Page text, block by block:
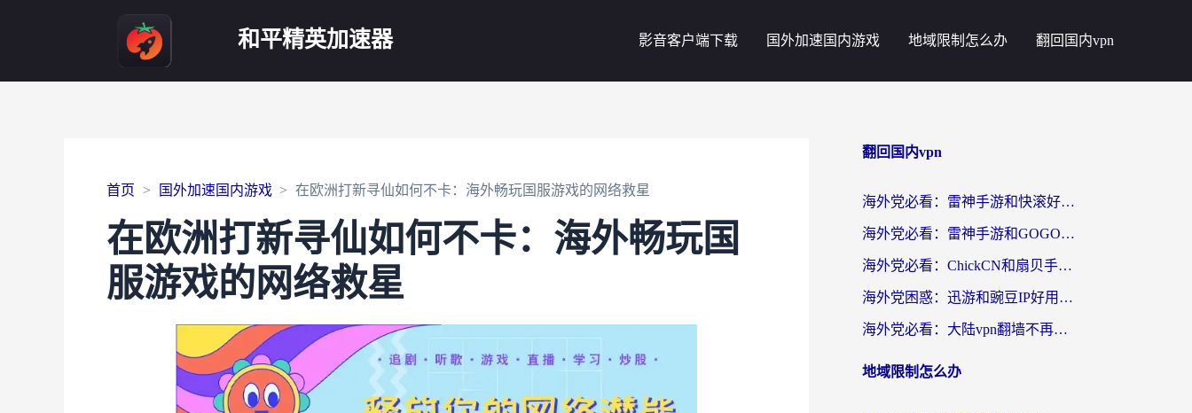
和平精英加速器 影音客户端下载 国外加速国内游戏 地域限制怎么办 翻回国内vpn
首页 国外加速国内游戏 在欧洲打新寻仙如何不卡：海外畅玩国服游戏的网络救星
在欧洲打新寻仙如何不卡：海外畅玩国
服游戏的网络救星
翻回国内vpn
海外党必看：雷神手游和快滚好用吗？3步选对回国加速器无缝刷国内资源
海外党必看：雷神手游和GOGO好用吗？3步选对回国加速器，无缝刷剧玩原神
海外党必看：ChickCN和扇贝手游好用吗？3步选对回国加速器无缝刷国内资源
海外党困惑：迅游和豌豆IP好用吗？选对回国加速器，刷剧游戏再也不卡
海外党必看：大陆vpn翻墙不再难！选对加速器，无缝刷国内资源
地域限制怎么办